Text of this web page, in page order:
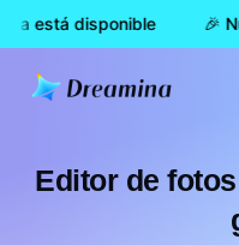
ya está disponible 🎉
Inicio Crear Editor de
Editor de